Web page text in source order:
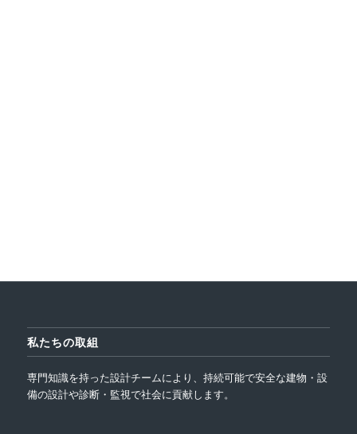
私たちの取組
専門知識を持った設計チームにより、持続可能で安全な建物・設
備の設計や診断・監視で社会に貢献します。